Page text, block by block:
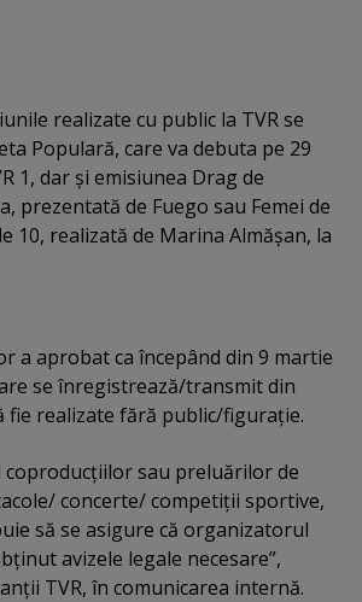
realizate cu public la TVR se
Populară, care va debuta pe 29
1, dar şi emisiunea Drag de
prezentată de Fuego sau Femei de
10, realizată de Marina Almăşan, la
a aprobat ca începând din 9 martie
se înregistrează/transmit din
fie realizate fără public/figuraţie.
coproducţiilor sau preluărilor de
concerte/ competiţii sportive,
să se asigure că organizatorul
avizele legale necesare”,
TVR, în comunicarea internă.